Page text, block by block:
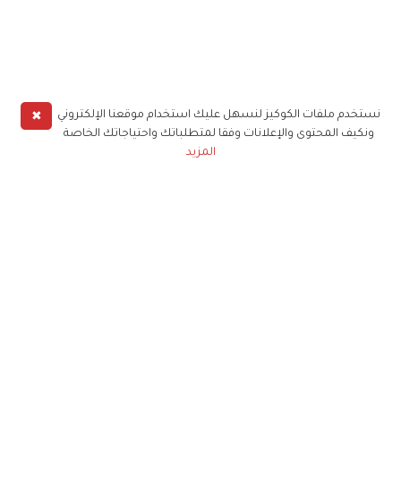
✖
نستخدم ملفات الكوكيز لنسهل عليك استخدام موقعنا الإلكتروني
ونكيف المحتوى والإعلانات وفقا لمتطلباتك واحتياجاتك الخاصة
المزيد